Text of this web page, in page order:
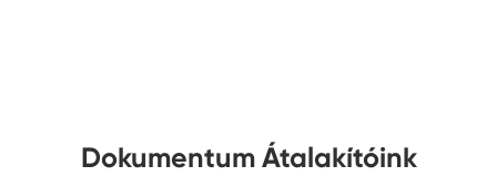
Dokumentum Átalakítóink